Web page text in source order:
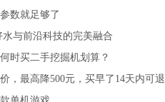
数就足够了
与前沿科技的完美融合
时买二手挖掘机划算？
，最高降500元，买早了14天内可退